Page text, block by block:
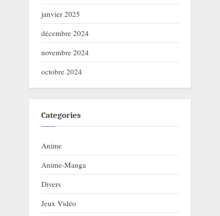
janvier 2025
décembre 2024
novembre 2024
octobre 2024
Categories
Anime
Anime-Manga
Divers
Jeux Vidéo